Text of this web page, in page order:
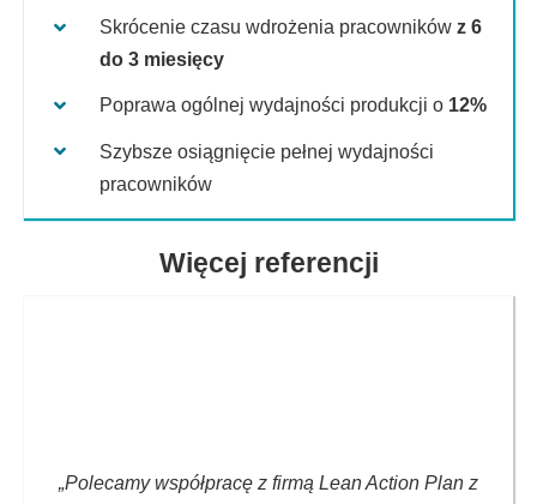
Skrócenie czasu wdrożenia pracownikówz 6
do 3 miesięcy
Poprawa ogólnej wydajności produkcji o 12%
Szybsze osiągnięcie pełnej wydajności
pracowników
Więcej referencji
„Polecamy współpracę z firmą Lean Action Plan z